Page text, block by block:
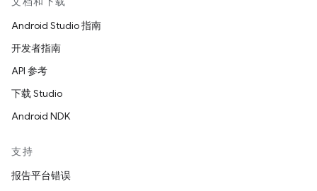
Android Studio 指南
开发者指南
API 参考
下载 Studio
Android NDK
支持
报告平台错误